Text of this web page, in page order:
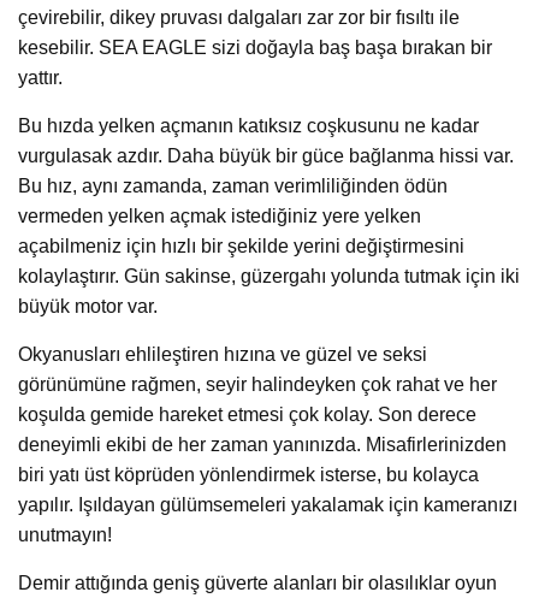
çevirebilir, dikey pruvası dalgaları zar zor bir fısıltı ile
kesebilir. SEA EAGLE sizi doğayla baş başa bırakan bir
yattır.
Bu hızda yelken açmanın katıksız coşkusunu ne kadar
vurgulasak azdır. Daha büyük bir güce bağlanma hissi var.
Bu hız, aynı zamanda, zaman verimliliğinden ödün
vermeden yelken açmak istediğiniz yere yelken
açabilmeniz için hızlı bir şekilde yerini değiştirmesini
kolaylaştırır. Gün sakinse, güzergahı yolunda tutmak için iki
büyük motor var.
Okyanusları ehlileştiren hızına ve güzel ve seksi
görünümüne rağmen, seyir halindeyken çok rahat ve her
koşulda gemide hareket etmesi çok kolay. Son derece
deneyimli ekibi de her zaman yanınızda. Misafirlerinizden
biri yatı üst köprüden yönlendirmek isterse, bu kolayca
yapılır. Işıldayan gülümsemeleri yakalamak için kameranızı
unutmayın!
Demir attığında geniş güverte alanları bir olasılıklar oyun